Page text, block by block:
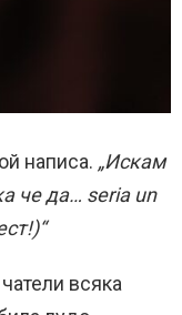
написа. „Искам
че да… seria un
всяка